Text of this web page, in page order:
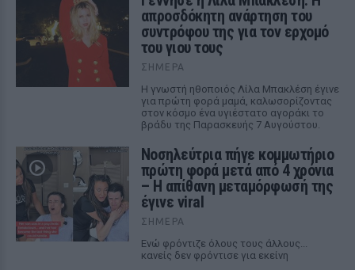
απροσδόκητη ανάρτηση του
συντρόφου της για τον ερχομό
του γιου τους
ΣΉΜΕΡΑ
Η γνωστή ηθοποιός Λίλα Μπακλέση έγινε
για πρώτη φορά μαμά, καλωσορίζοντας
στον κόσμο ένα υγιέστατο αγοράκι το
βράδυ της Παρασκευής 7 Αυγούστου.
Νοσηλεύτρια πήγε κομμωτήριο
πρώτη φορά μετά από 4 χρόνια
– Η απίθανη μεταμόρφωσή της
έγινε viral
ΣΉΜΕΡΑ
Ενώ φρόντιζε όλους τους άλλους...
κανείς δεν φρόντισε για εκείνη